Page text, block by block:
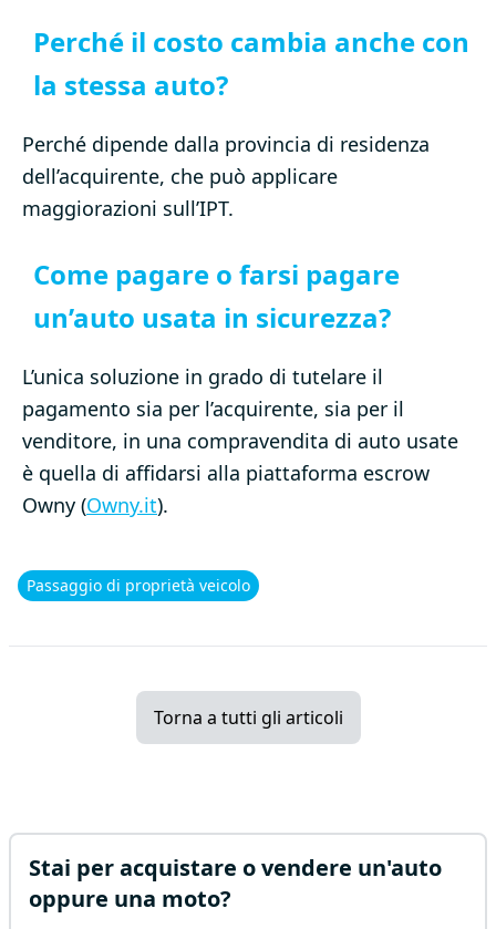
Perché il costo cambia anche con
la stessa auto?
Perché dipende dalla provincia di residenza
dell’acquirente, che può applicare
maggiorazioni sull’IPT.
Come pagare o farsi pagare
un’auto usata in sicurezza?
L’unica soluzione in grado di tutelare il
pagamento sia per l’acquirente, sia per il
venditore, in una compravendita di auto usate
è quella di affidarsi alla piattaforma escrow
Owny (Owny.it).
Passaggio di proprietà veicolo
Torna a tutti gli articoli
Stai per acquistare o vendere un'auto
oppure una moto?